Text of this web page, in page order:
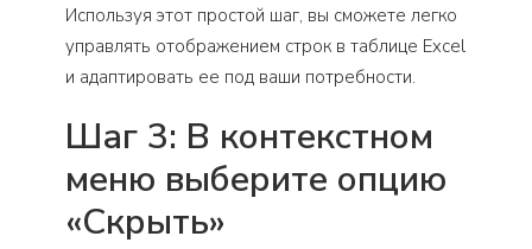
Используя этот простой шаг, вы сможете легко
управлять отображением строк в таблице Excel
и адаптировать ее под ваши потребности.
Шаг 3: В контекстном
меню выберите опцию
«Скрыть»